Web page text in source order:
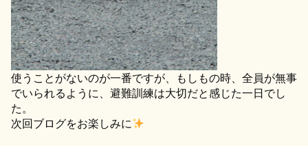
使うことがないのが一番ですが、もしもの時、全員が無事
でいられるように、避難訓練は大切だと感じた一日でし
た。
次回ブログをお楽しみに